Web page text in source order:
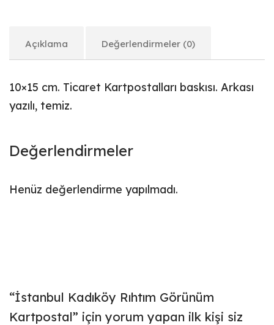
Açıklama Değerlendirmeler (0)
10×15 cm. Ticaret Kartpostalları baskısı. Arkası
yazılı, temiz.
Değerlendirmeler
Henüz değerlendirme yapılmadı.
“İstanbul Kadıköy Rıhtım Görünüm
Kartpostal” için yorum yapan ilk kişi siz